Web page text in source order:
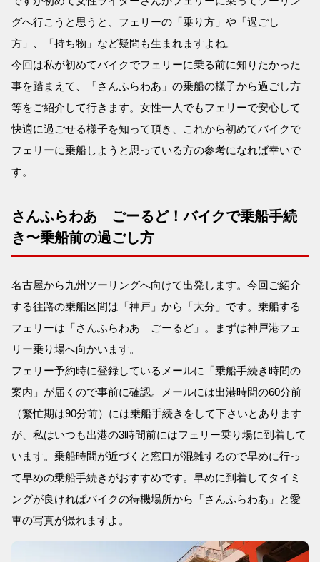
グへ行こうと思うと、フェリーの「乗り方」や「過ごし
方」、「持ち物」など疑問も生まれますよね。
今回は私が初めてバイクでフェリーに乗る前に知りたかった
事を踏まえて、「さんふらわあ」の乗船の様子から過ごし方
等をご紹介して行きます。女性一人でもフェリーで安心して
快適に過ごせる様子を知って頂き、これから初めてバイクで
フェリーに乗船しようと思っている方の参考になれば幸いで
す。
さんふらわあ ごーるど！バイクで乗船手続
き〜乗船前の過ごし方
名古屋から九州ツーリングへ向けて出発します。今回ご紹介
する往路の乗船区間は「神戸」から「大分」です。乗船する
フェリーは「さんふらわあ ごーるど」。まずは神戸港フェ
リー乗り場へ向かいます。
フェリー予約時に登録しているメールに「乗船手続き時間の
案内」が届くので事前に確認。メールには出港時間の60分前
（繁忙期は90分前）には乗船手続きをして下さいとあります
が、私はいつも出港の3時間前にはフェリー乗り場に到着して
います。乗船時間が近づくと窓口が混雑するので早めに行っ
て早めの乗船手続きがおすすめです。早めに到着してタイミ
ングが良ければバイクの待機場所から「さんふらわあ」と愛
車の写真が撮れますよ。